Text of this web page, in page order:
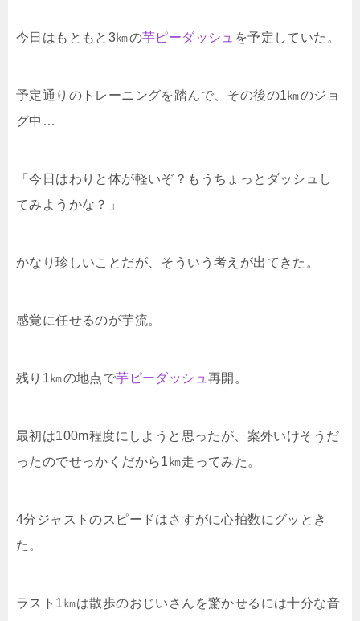
今日はもともと3㎞の芋ピーダッシュ を予定していた。
予定通りのトレーニングを踏んで、その後の1㎞のジョ
グ中…
「今日はわりと体が軽いぞ？もうちょっとダッシュし
てみようかな？」
かなり珍しいことだが、そういう考えが出てきた。
感覚に任せるのが芋流。
残り1㎞の地点で芋ピーダッシュ再開。
最初は100m程度にしようと思ったが、案外いけそうだ
ったのでせっかくだから1㎞走ってみた。
4分ジャストのスピードはさすがに心拍数にグッとき
た。
ラスト1㎞は散歩のおじいさんを驚かせるには十分な音